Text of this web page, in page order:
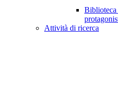
Attività di ricerca